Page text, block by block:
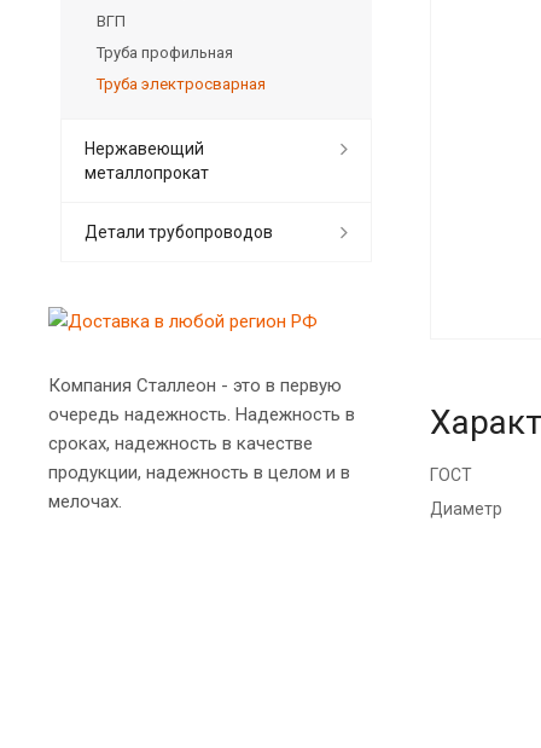
ГОСТ
Диаметр
ВГП
Труба профильная
Труба электросварная
Нержавеющий
металлопрокат
Детали трубопроводов
Компания Сталлеон - это в первую
очередь надежность. Надежность в
сроках, надежность в качестве
продукции, надежность в целом и в
мелочах.